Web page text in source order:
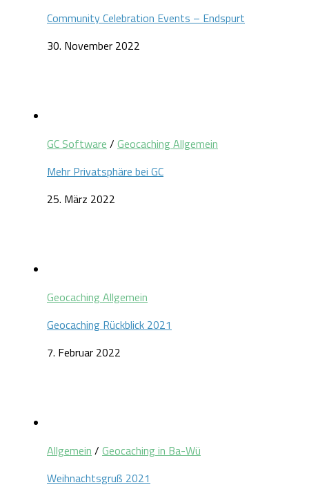
Community Celebration Events – Endspurt
30. November 2022
GC Software / Geocaching Allgemein
Mehr Privatsphäre bei GC
25. März 2022
Geocaching Allgemein
Geocaching Rückblick 2021
7. Februar 2022
Allgemein / Geocaching in Ba-Wü
Weihnachtsgruß 2021